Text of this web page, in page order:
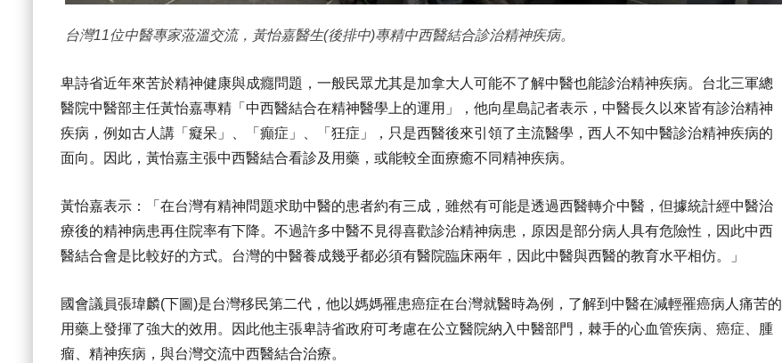
台灣11位中醫專家蒞溫交流，黃怡嘉醫生(後排中)專精中西醫結合診治精神疾病。
卑詩省近年來苦於精神健康與成癮問題，一般民眾尤其是加拿大人可能不了解中醫也能診治精神疾病。台北三軍總
醫院中醫部主任黃怡嘉專精「中西醫結合在精神醫學上的運用」，他向星島記者表示，中醫長久以來皆有診治精神
疾病，例如古人講「癡呆」、「癲症」、「狂症」，只是西醫後來引領了主流醫學，西人不知中醫診治精神疾病的
面向。因此，黃怡嘉主張中西醫結合看診及用藥，或能較全面療癒不同精神疾病。
黃怡嘉表示：「在台灣有精神問題求助中醫的患者約有三成，雖然有可能是透過西醫轉介中醫，但據統計經中醫治
療後的精神病患再住院率有下降。不過許多中醫不見得喜歡診治精神病患，原因是部分病人具有危險性，因此中西
醫結合會是比較好的方式。台灣的中醫養成幾乎都必須有醫院臨床兩年，因此中醫與西醫的教育水平相仿。」
國會議員張瑋麟(下圖)是台灣移民第二代，他以媽媽罹患癌症在台灣就醫時為例，了解到中醫在減輕罹癌病人痛苦的
用藥上發揮了強大的效用。因此他主張卑詩省政府可考慮在公立醫院納入中醫部門，棘手的心血管疾病、癌症、腫
瘤、精神疾病，與台灣交流中西醫結合治療。